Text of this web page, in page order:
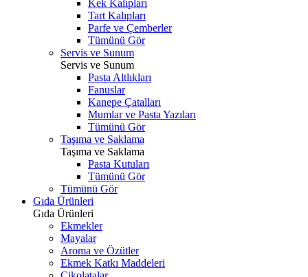
Kek Kalıpları
Tart Kalıpları
Parfe ve Çemberler
Tümünü Gör
Servis ve Sunum
Servis ve Sunum
Pasta Altlıkları
Fanuslar
Kanepe Çatalları
Mumlar ve Pasta Yazıları
Tümünü Gör
Taşıma ve Saklama
Taşıma ve Saklama
Pasta Kutuları
Tümünü Gör
Tümünü Gör
Gıda Ürünleri
Gıda Ürünleri
Ekmekler
Mayalar
Aroma ve Özütler
Ekmek Katkı Maddeleri